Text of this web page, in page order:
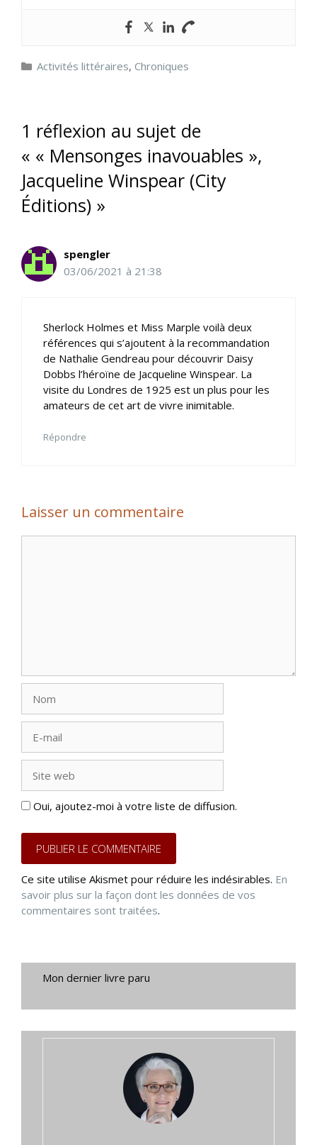
Catégories
Activités littéraires, Chroniques
1 réflexion au sujet de
« « Mensonges inavouables »,
Jacqueline Winspear (City
Éditions) »
spengler
03/06/2021 à 21:38
Sherlock Holmes et Miss Marple voilà deux
références qui s’ajoutent à la recommandation
de Nathalie Gendreau pour découvrir Daisy
Dobbs l’héroïne de Jacqueline Winspear. La
visite du Londres de 1925 est un plus pour les
amateurs de cet art de vivre inimitable.
Répondre
Laisser un commentaire
mail
web
Oui, ajoutez-moi à votre liste de diffusion.
Ce site utilise Akismet pour réduire les indésirables. En
savoir plus sur la façon dont les données de vos
commentaires sont traitées.
Mon dernier livre paru